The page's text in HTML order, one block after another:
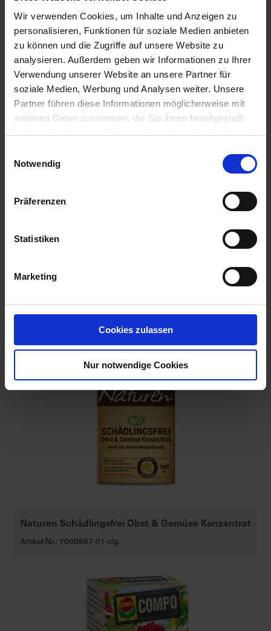
Wir verwenden Cookies, um Inhalte und Anzeigen zu
personalisieren, Funktionen für soziale Medien anbieten
zu können und die Zugriffe auf unsere Website zu
analysieren. Außerdem geben wir Informationen zu Ihrer
Verwendung unserer Website an unsere Partner für
soziale Medien, Werbung und Analysen weiter. Unsere
Partner führen diese Informationen möglicherweise mit
weiteren Daten zusammen, die Sie ihnen bereitgestellt
Notwendig
Präferenzen
Statistiken
Marketing
Cookies zulassen
Nur notwendige Cookies
Solabiol Grundstoff Lecithin Spray 1 l
Naturen Schädlingsfrei Obst & Gemüse Konzentrat
Artikel-Nr.: 7000567-01-cfg